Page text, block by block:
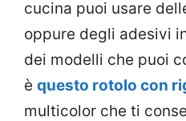
cucina puoi usare
oppure degli adesivi
dei modelli che puoi
è questo rotolo con
multicolor che ti